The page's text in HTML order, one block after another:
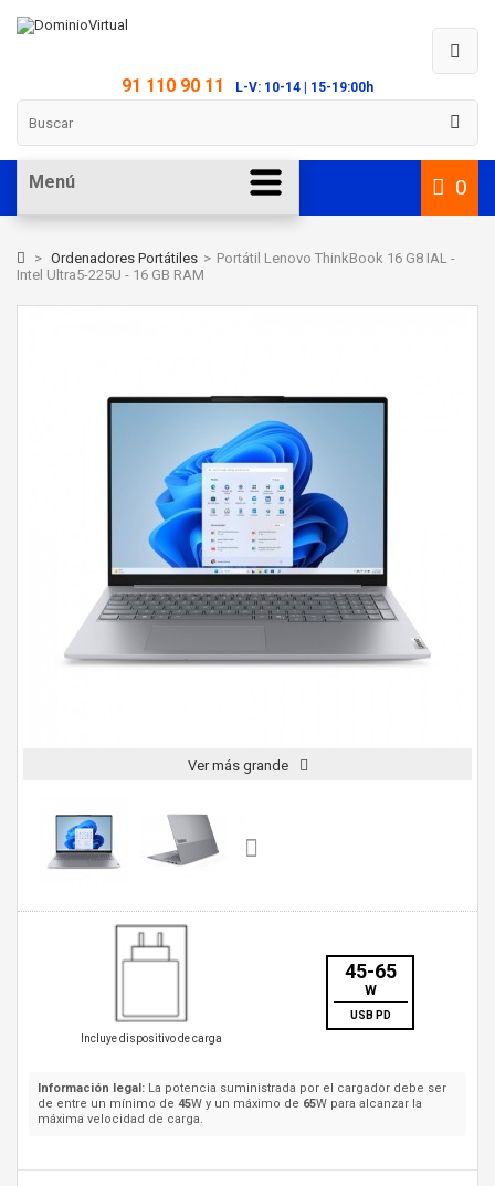
91 110 90 11 L-V: 10-14 | 15-19:00h
0
Menú
> Ordenadores Portátiles > Portátil Lenovo ThinkBook 16 G8 IAL -
Intel Ultra5-225U - 16 GB RAM
Ver más grande
Incluye dispositivo de carga
45-65
W
USB PD
Información legal: La potencia suministrada por el cargador debe ser
de entre un mínimo de 45W y un máximo de 65W para alcanzar la
máxima velocidad de carga.